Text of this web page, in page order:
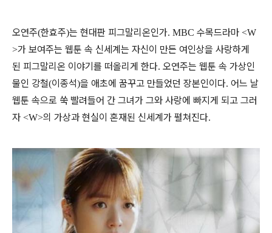
오연주(한효주)는 현대판 피그말리온인가. MBC 수목드라마 <W
>가 보여주는 웹툰 속 신세계는 자신이 만든 여인상을 사랑하게
된 피그말리온 이야기를 떠올리게 한다. 오연주는 웹툰 속 가상인
물인 강철(이종석)을 애초에 꿈꾸고 만들었던 장본인이다. 어느 날
웹툰 속으로 쑥 빨려들어 간 그녀가 그와 사랑에 빠지게 되고 그러
자 <W>의 가상과 현실이 혼재된 신세계가 펼쳐진다.